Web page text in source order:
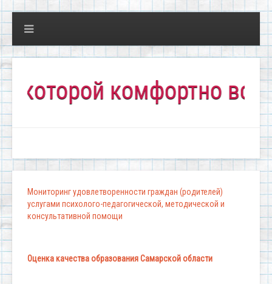
комфортно всем!"
Мониторинг удовлетворенности граждан (родителей)
услугами психолого-педагогической, методической и
консультативной помощи
Оценка качества образования Самарской области